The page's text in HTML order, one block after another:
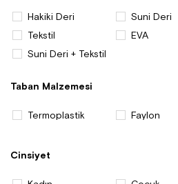
Hakiki Deri
Suni Deri
Tekstil
EVA
Suni Deri + Tekstil
Taban Malzemesi
Termoplastik Faylon
Cinsiyet